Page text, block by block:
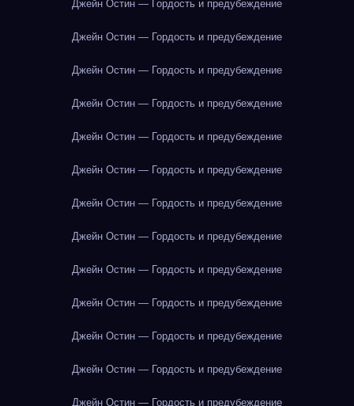
Джейн Остин — Гордость и предубеждение
Джейн Остин — Гордость и предубеждение
Джейн Остин — Гордость и предубеждение
Джейн Остин — Гордость и предубеждение
Джейн Остин — Гордость и предубеждение
Джейн Остин — Гордость и предубеждение
Джейн Остин — Гордость и предубеждение
Джейн Остин — Гордость и предубеждение
Джейн Остин — Гордость и предубеждение
Джейн Остин — Гордость и предубеждение
Джейн Остин — Гордость и предубеждение
Джейн Остин — Гордость и предубеждение
Джейн Остин — Гордость и предубеждение